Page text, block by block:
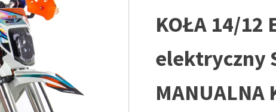
KOŁA 14/12
elektryczny
MANUALNA